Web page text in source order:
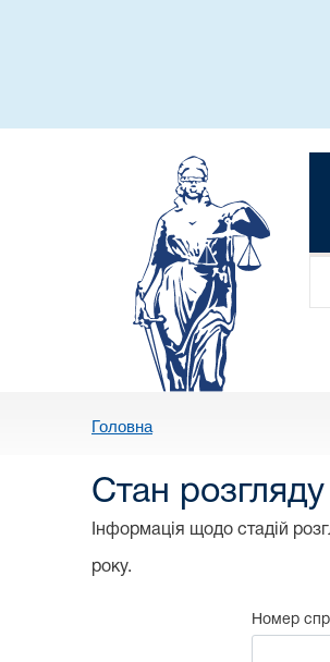
Головна
Стан
Інформація щодо стадій
року.
Номер